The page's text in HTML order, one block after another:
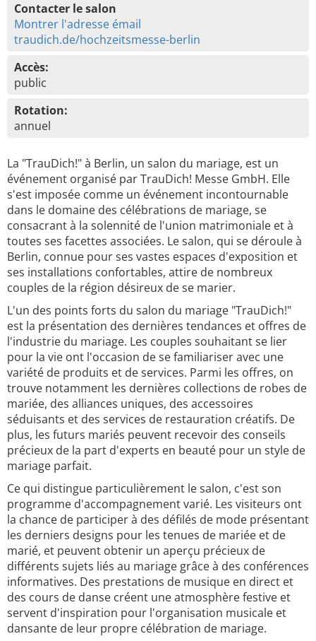
Contacter le salon
Montrer l'adresse émail
traudich.de/hochzeitsmesse-berlin
Accès:
public
Rotation:
annuel
La "TrauDich!" à Berlin, un salon du mariage, est un
événement organisé par TrauDich! Messe GmbH. Elle
s'est imposée comme un événement incontournable
dans le domaine des célébrations de mariage, se
consacrant à la solennité de l'union matrimoniale et à
toutes ses facettes associées. Le salon, qui se déroule à
Berlin, connue pour ses vastes espaces d'exposition et
ses installations confortables, attire de nombreux
couples de la région désireux de se marier.
L'un des points forts du salon du mariage "TrauDich!"
est la présentation des dernières tendances et offres de
l'industrie du mariage. Les couples souhaitant se lier
pour la vie ont l'occasion de se familiariser avec une
variété de produits et de services. Parmi les offres, on
trouve notamment les dernières collections de robes de
mariée, des alliances uniques, des accessoires
séduisants et des services de restauration créatifs. De
plus, les futurs mariés peuvent recevoir des conseils
précieux de la part d'experts en beauté pour un style de
mariage parfait.
Ce qui distingue particulièrement le salon, c'est son
programme d'accompagnement varié. Les visiteurs ont
la chance de participer à des défilés de mode présentant
les derniers designs pour les tenues de mariée et de
marié, et peuvent obtenir un aperçu précieux de
différents sujets liés au mariage grâce à des conférences
informatives. Des prestations de musique en direct et
des cours de danse créent une atmosphère festive et
servent d'inspiration pour l'organisation musicale et
dansante de leur propre célébration de mariage.